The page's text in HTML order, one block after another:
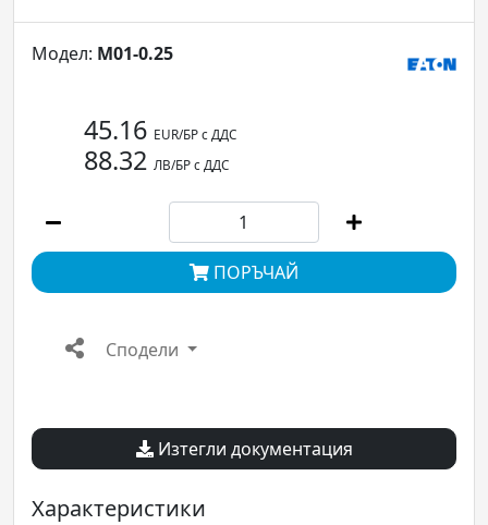
Модел: М01-0.25
45.16 EUR/БР с ДДС
88.32 ЛВ/БР с ДДС
ПОРЪЧАЙ
Сподели
Изтегли документация
Характеристики